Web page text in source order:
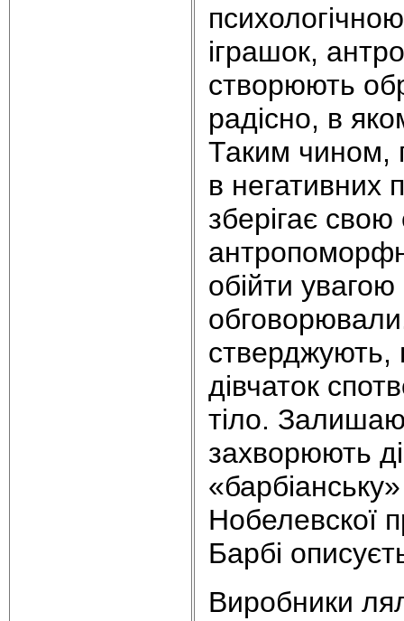
іграшок,
створюють
радісно, в
Таким чином,
в негативних
зберігає
обійти увагою
стверджують,
дівчаток
тіло.
захворюють
Нобелевскої
Барбі
Виробники